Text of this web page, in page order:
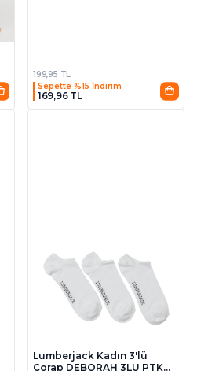
199,95 TL
Sepette %15 İndirim
169,96 TL
Lumberjack Kadın 3'lü
Çorap DEBORAH 3LU PTK